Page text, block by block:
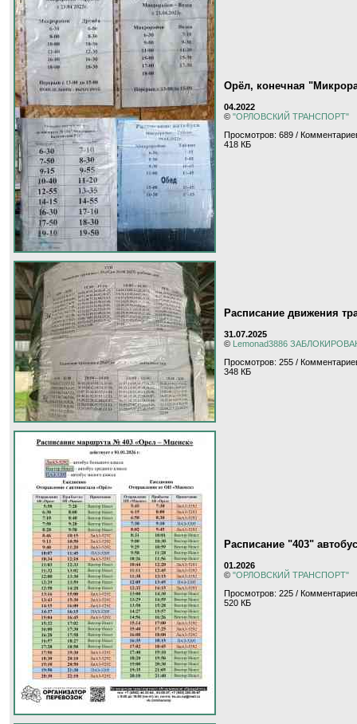
Орёл, конечная
04.2022
© "ОРЛОВСКИЙ ТРАНСПОРТ"
Просмотров: 689 /
418 КБ
Расписание движения
31.07.2025
© Lemonad3886
Просмотров: 255 /
348 КБ
Расписание "403"
01.2026
© "ОРЛОВСКИЙ ТРАНСПОРТ"
Просмотров: 225 /
520 КБ